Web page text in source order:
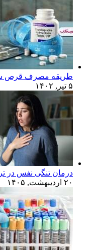
طریقه مصرف قرص
۵ تیر, ۱۴۰۲
درمان تنگی نفس در
۲۰ اردیبهشت, ۱۴۰۵